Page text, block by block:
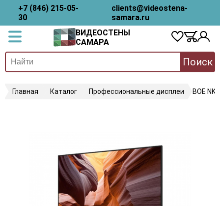
+7 (846) 215-05-
30
clients@videostena-
samara.ru
ВИДЕОСТЕНЫ
САМАРА
Поиск
Главная Каталог Профессиональные дисплеи BOE